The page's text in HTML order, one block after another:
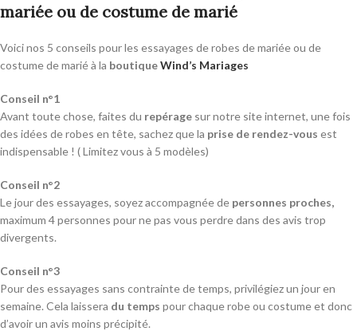
mariée ou de costume de marié
Voici nos 5 conseils pour les essayages de robes de mariée ou de
costume de marié à la boutiqueWind’s Mariages
Conseil n°1
Avant toute chose, faites du repérage sur notre site internet, une fois
des idées de robes en tête, sachez que la prise de rendez-vous est
indispensable ! ( Limitez vous à 5 modèles)
Conseil n°2
Le jour des essayages, soyez accompagnée de personnes proches,
maximum 4 personnes pour ne pas vous perdre dans des avis trop
divergents.
Conseil n°3
Pour des essayages sans contrainte de temps, privilégiez un jour en
semaine. Cela laissera du temps pour chaque robe ou costume et donc
d’avoir un avis moins précipité.